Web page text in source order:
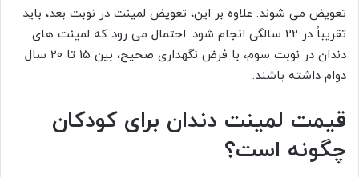
تعویض می شوند. علاوه بر این، تعویض لمینت در نوبت بعد، باید
تقریباً در 22 سالگی انجام شود. احتمال می رود که لمینت های
دندان در نوبت سوم، با فرض نگهداری صحیح، بین 15 تا 20 سال
دوام داشته باشند.
قیمت لمینت دندان برای کودکان
چگونه است؟